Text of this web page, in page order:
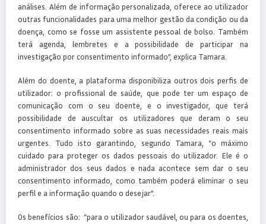
análises. Além de informação personalizada, oferece ao utilizador
outras funcionalidades para uma melhor gestão da condição ou da
doença, como se fosse um assistente pessoal de bolso. Também
terá agenda, lembretes e a possibilidade de participar na
investigação por consentimento informado”, explica Tamara.
Além do doente, a plataforma disponibiliza outros dois perfis de
utilizador: o profissional de saúde, que pode ter um espaço de
comunicação com o seu doente, e o investigador, que terá
possibilidade de auscultar os utilizadores que deram o seu
consentimento informado sobre as suas necessidades reais mais
urgentes. Tudo isto garantindo, segundo Tamara, “o máximo
cuidado para proteger os dados pessoais do utilizador. Ele é o
administrador dos seus dados e nada acontece sem dar o seu
consentimento informado, como também poderá eliminar o seu
perfil e a informação quando o desejar”.
Os benefícios são: “para o utilizador saudável, ou para os doentes,